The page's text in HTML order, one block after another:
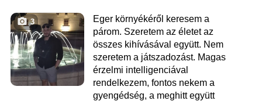
3
Eger környékéről keresem a
párom. Szeretem az életet az
összes kihívásával együtt. Nem
szeretem a játszadozást. Magas
érzelmi intelligenciával
rendelkezem, fontos nekem a
gyengédség, a meghitt együtt